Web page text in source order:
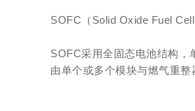
SOFC（Solid Oxide Fuel
SOFC采用全固态电池结构，
由单个或多个模块与燃气重整